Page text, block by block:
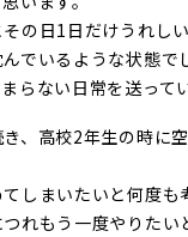
の日1日だけうれし
でいるような状態で
らない日常を送って
、高校2年生の時に
しまいたいと何度も
れもう一度やりたい